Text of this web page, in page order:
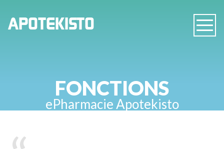
APOTEKISTO
FONCTIONS
ePharmacie Apotekisto